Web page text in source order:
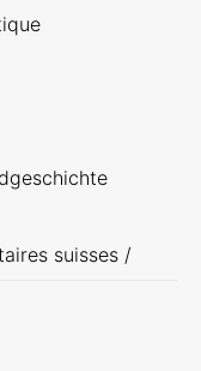
suisses /